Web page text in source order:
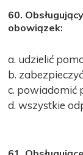
60.
obowiązek:
a. udzielić
b.
c. powiadomić
d. wszystkie